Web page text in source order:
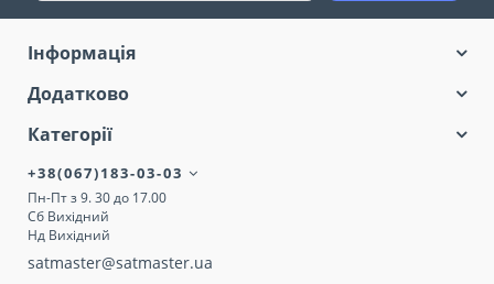
Інформація
Додатково
Категорії
+38(067)183-03-03
Пн-Пт з 9. 30 до 17.00
Сб Вихідний
Нд Вихідний
satmaster@satmaster.ua